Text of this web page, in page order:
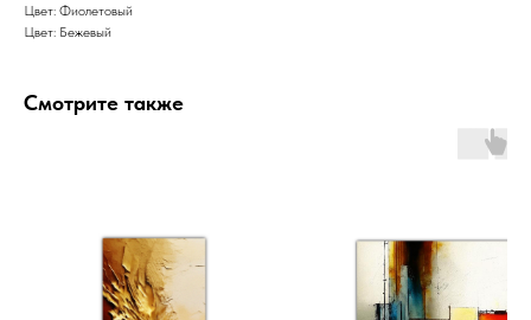
Цвет: Фиолетовый
Цвет: Бежевый
Смотрите также